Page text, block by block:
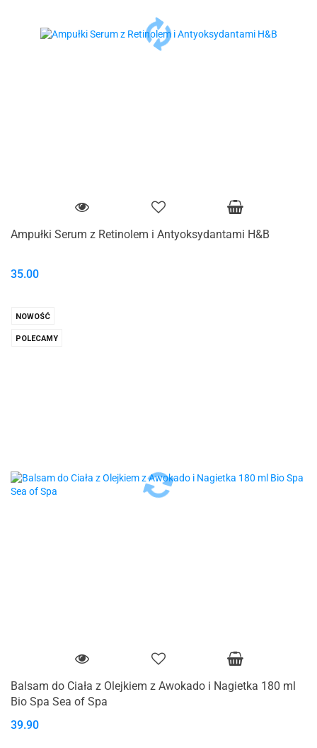
Ampułki Serum z Retinolem i Antyoksydantami H&B
35.00
NOWOŚĆ
POLECAMY
Balsam do Ciała z Olejkiem z Awokado i Nagietka 180 ml
Bio Spa Sea of Spa
39.90